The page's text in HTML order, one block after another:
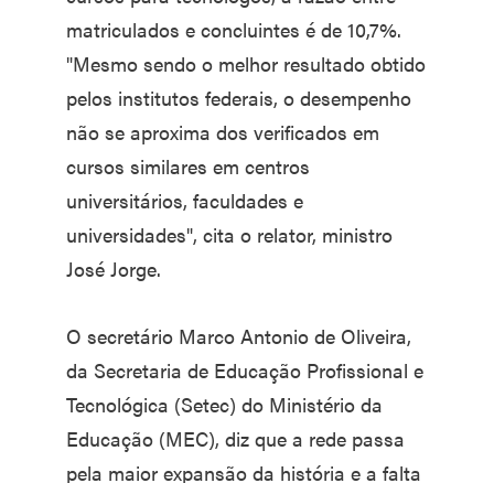
matriculados e concluintes é de 10,7%.
"Mesmo sendo o melhor resultado obtido
pelos institutos federais, o desempenho
não se aproxima dos verificados em
cursos similares em centros
universitários, faculdades e
universidades", cita o relator, ministro
José Jorge.
O secretário Marco Antonio de Oliveira,
da Secretaria de Educação Profissional e
Tecnológica (Setec) do Ministério da
Educação (MEC), diz que a rede passa
pela maior expansão da história e a falta